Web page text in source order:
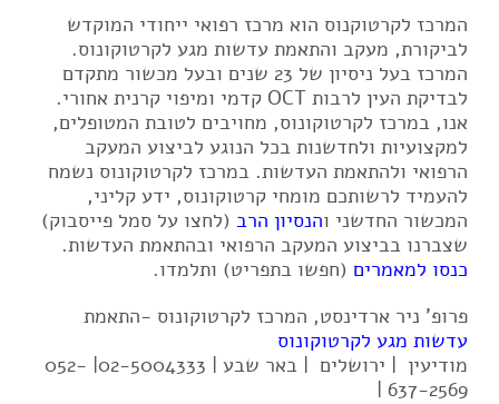
המרכז לקרטוקנוס הוא מרכז רפואי ייחודי המוקדש
לביקורת, מעקב והתאמת עדשות מגע לקרטוקונוס.
המרכז בעל ניסיון של 23 שנים ובעל מכשור מתקדם
לבדיקת העין לרבות OCT קדמי ומיפוי קרנית אחורי.
אנו, במרכז לקרטוקונוס, מחויבים לטובת המטופלים,
למקצועיות ולחדשנות בכל הנוגע לביצוע המעקב
הרפואי ולהתאמת העדשות. במרכז לקרטוקונוס נשמח
להעמיד לרשותכם מומחי קרטוקונוס, ידע קליני,
המכשור החדשני והנסיון הרב (לחצו על סמל פייסבוק)
שצברנו בביצוע המעקב הרפואי ובהתאמת העדשות.
כנסו למאמרים (חפשו בתפריט) ותלמדו.
פרופ' ניר ארדינסט, המרכז לקרטוקונוס -התאמת
עדשות מגע לקרטוקונוס
מודיעין | ירושלים | באר שבע | 02-5004333| 052-
637-2569 |